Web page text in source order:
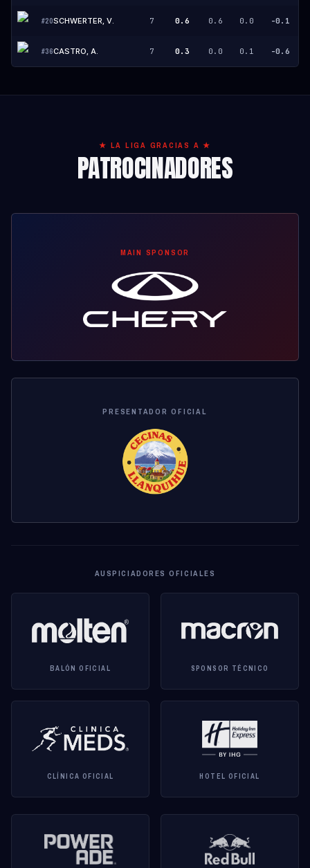
#20SCHWERTER, V. 7 0.6 0.6 0.0 -0.1
#36CASTRO, A. 7 0.3 0.0 0.1 -0.6
★ LA LIGA GRACIAS A ★
PATROCINADORES
MAIN SPONSOR
PRESENTADOR OFICIAL
AUSPICIADORES OFICIALES
BALÓN OFICIAL SPONSOR TÉCNICO
CLÍNICA OFICIAL HOTEL OFICIAL